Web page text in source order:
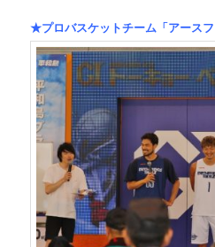
★プロバスケットチーム「アース